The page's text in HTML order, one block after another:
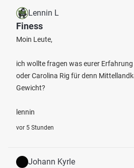
Lennin L
Finess
Moin Leute,
ich wollte fragen was eurer Erfahrung
oder Carolina Rig für denn
Gewicht?
lennin
vor 5 Stunden
Johann Kyrle